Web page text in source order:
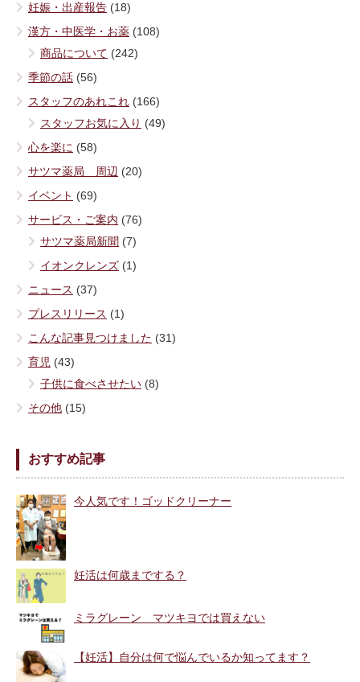
妊娠・出産報告 (18)
漢方・中医学・お薬 (108)
商品について (242)
季節の話 (56)
スタッフのあれこれ (166)
スタッフお気に入り (49)
心を楽に (58)
サツマ薬局 周辺 (20)
イベント (69)
サービス・ご案内 (76)
サツマ薬局新聞 (7)
イオンクレンズ (1)
ニュース (37)
プレスリリース (1)
こんな記事見つけました (31)
育児 (43)
子供に食べさせたい (8)
その他 (15)
おすすめ記事
今人気です！ゴッドクリーナー
妊活は何歳までする？
ミラグレーン マツキヨでは買えない
【妊活】自分は何で悩んでいるか知ってます？